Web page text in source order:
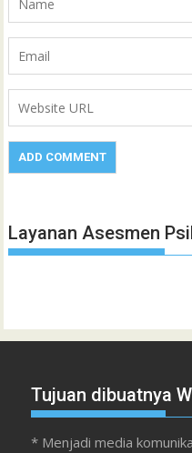
Layanan Asesmen
Tujuan dibuatnya
* Menjadi media